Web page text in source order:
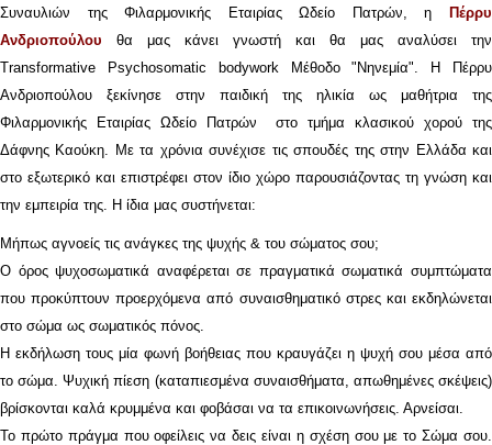
Συναυλιών της Φιλαρμονικής Εταιρίας Ωδείο Πατρών, η
Πέρρυ
Ανδριοπούλου θα μας κάνει γνωστή και θα μας αναλύσει την
Transformative Psychosomatic bodywork Μέθοδο "Νηνεμία". Η Πέρρυ
Ανδριοπούλου ξεκίνησε στην παιδική της ηλικία ως μαθήτρια της
Φιλαρμονικής Εταιρίας Ωδείο Πατρών στο τμήμα κλασικού χορού της
Δάφνης Καούκη. Με τα χρόνια συνέχισε τις σπουδές της στην Ελλάδα και
στο εξωτερικό και επιστρέφει στον ίδιο χώρο παρουσιάζοντας τη γνώση και
την εμπειρία της. Η ίδια μας συστήνεται:
Μήπως αγνοείς τις ανάγκες της ψυχής & του σώματος σου;
Ο όρος ψυχοσωματικά αναφέρεται σε πραγματικά σωματικά συμπτώματα
που προκύπτουν προερχόμενα από συναισθηματικό στρες και εκδηλώνεται
στο σώμα ως σωματικός πόνος.
Η εκδήλωση τους μία φωνή βοήθειας που κραυγάζει η ψυχή σου μέσα από
το σώμα. Ψυχική πίεση (καταπιεσμένα συναισθήματα, απωθημένες σκέψεις)
βρίσκονται καλά κρυμμένα και φοβάσαι να τα επικοινωνήσεις. Αρνείσαι.
Το πρώτο πράγμα που οφείλεις να δεις είναι η σχέση σου με το Σώμα σου.